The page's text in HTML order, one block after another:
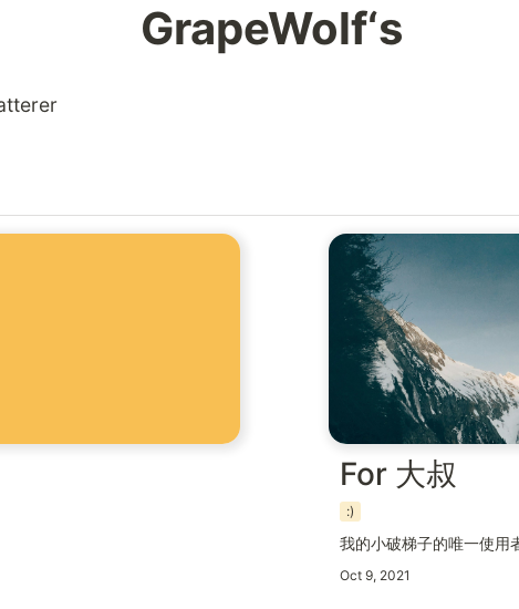
GrapeWolf‘s
For 大叔
:)
我的小破梯子的唯一使用
Oct 9, 2021